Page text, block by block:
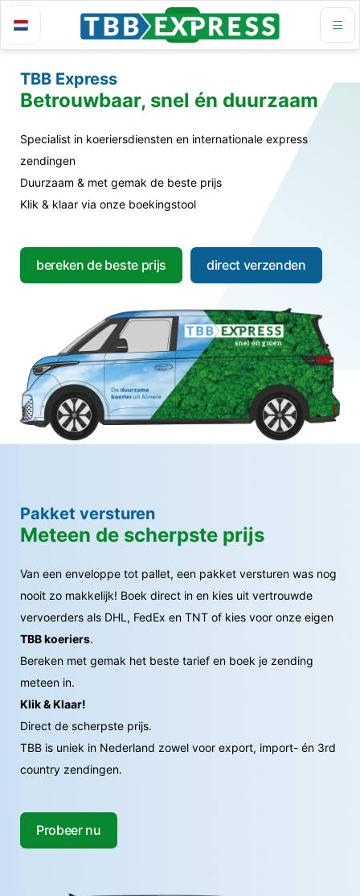
TBB Express
Betrouwbaar, snel én duurzaam
Specialist in koeriersdiensten en internationale express
zendingen
Duurzaam & met gemak de beste prijs
Klik & klaar via onze boekingstool
bereken de beste prijs direct verzenden
Pakket versturen
Meteen de scherpste prijs
Van een enveloppe tot pallet, een pakket versturen was nog
nooit zo makkelijk! Boek direct in en kies uit vertrouwde
vervoerders als DHL, FedEx en TNT of kies voor onze eigen
TBB koeriers.
Bereken met gemak het beste tarief en boek je zending
meteen in.
Klik & Klaar!
Direct de scherpste prijs.
TBB is uniek in Nederland zowel voor export, import- én 3rd
country zendingen.
Probeer nu